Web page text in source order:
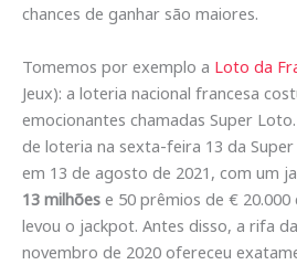
chances de ganhar são maiores.
Tomemos por exemplo a Loto da
Jeux): a loteria nacional francesa
emocionantes chamadas Super
de loteria na sexta-feira 13 da
em 13 de agosto de 2021, com um
13 milhões e 50 prêmios de € 20.000
levou o jackpot. Antes disso, a rifa
novembro de 2020 ofereceu